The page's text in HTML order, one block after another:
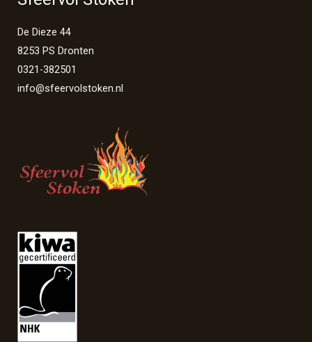
De Dieze 44
8253 PS Dronten
0321-382501
info@sfeervolstoken.nl